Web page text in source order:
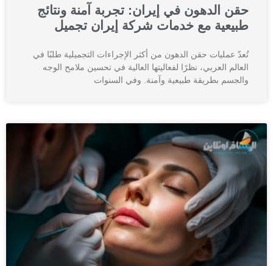
حقن الدهون في إيران: تجربة آمنة ونتائج
طبيعية مع خدمات شركة إيران تجمیل
تُعدّ عمليات حقن الدهون من أكثر الإجراءات التجميلية طلبًا في
العالم العربي، نظرًا لفعاليتها العالية في تحسين ملامح الوجه
والجسم بطريقة طبيعية وآمنة. وفي السنوات